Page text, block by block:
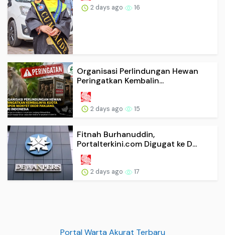
2 days ago 16
Organisasi Perlindungan Hewan
Peringatkan Kembalin...
2 days ago 15
Fitnah Burhanuddin,
Portalterkini.com Digugat ke D...
2 days ago 17
Portal Warta Akurat Terbaru